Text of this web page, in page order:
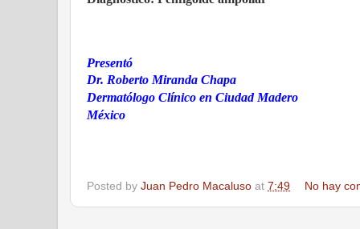
Presentó
Dr. Roberto Miranda Chapa
Dermatólogo Clínico en Ciudad Madero
México
Posted by Juan Pedro Macaluso at 7:49 No hay